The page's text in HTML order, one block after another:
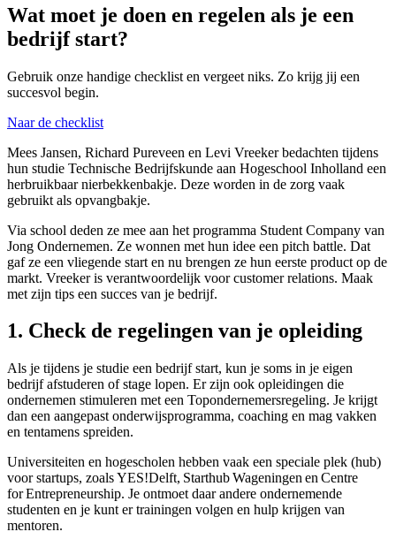
Wat moet je doen en regelen als je een
bedrijf start?
Gebruik onze handige checklist en vergeet niks. Zo krijg jij een
succesvol begin.
Naar de checklist
Mees Jansen, Richard Pureveen en Levi Vreeker bedachten tijdens
hun studie Technische Bedrijfskunde aan Hogeschool Inholland een
herbruikbaar nierbekkenbakje. Deze worden in de zorg vaak
gebruikt als opvangbakje.
Via school deden ze mee aan het programma Student Company van
Jong Ondernemen. Ze wonnen met hun idee een pitch battle. Dat
gaf ze een vliegende start en nu brengen ze hun eerste product op de
markt. Vreeker is verantwoordelijk voor customer relations. Maak
met zijn tips een succes van je bedrijf.
1. Check de regelingen van je opleiding
Als je tijdens je studie een bedrijf start, kun je soms in je eigen
bedrijf afstuderen of stage lopen. Er zijn ook opleidingen die
ondernemen stimuleren met een Topondernemersregeling. Je krijgt
dan een aangepast onderwijsprogramma, coaching en mag vakken
en tentamens spreiden.
Universiteiten en hogescholen hebben vaak een speciale plek (hub)
voor startups, zoals YES!Delft, Starthub Wageningen en Centre
for Entrepreneurship. Je ontmoet daar andere ondernemende
studenten en je kunt er trainingen volgen en hulp krijgen van
mentoren.